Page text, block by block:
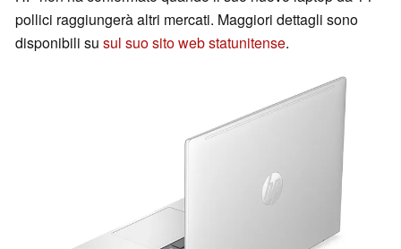
pollici raggiungerà altri mercati. Maggiori dettagli sono
disponibili su sul suo sito web statunitense.